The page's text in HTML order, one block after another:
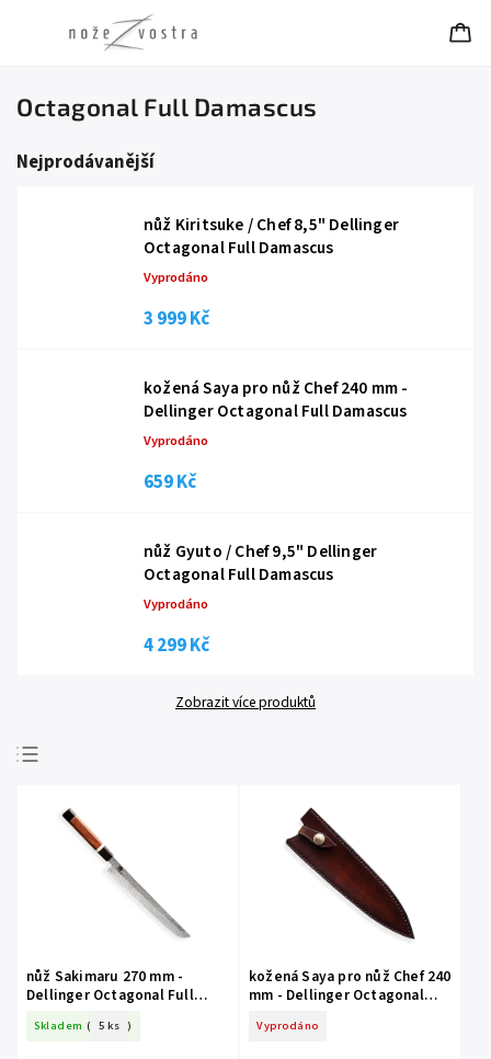
Octagonal Full Damascus
Nejprodávanější
nůž Kiritsuke / Chef 8,5" Dellinger
Octagonal Full Damascus
Vyprodáno
3 999 Kč
kožená Saya pro nůž Chef 240 mm -
Dellinger Octagonal Full Damascus
Vyprodáno
659 Kč
nůž Gyuto / Chef 9,5" Dellinger
Octagonal Full Damascus
Vyprodáno
4 299 Kč
Zobrazit více produktů
Nejlevnější
Nejdražší
Abecedně
nůž Sakimaru 270 mm -
Dellinger Octagonal Full
Skladem ( 5 ks )
kožená Saya pro nůž Chef 240
mm - Dellinger Octagonal
Vyprodáno